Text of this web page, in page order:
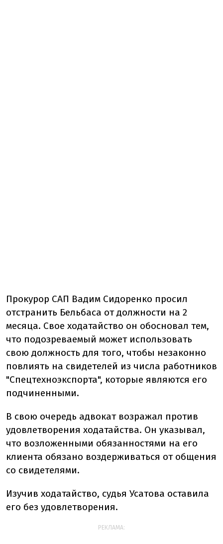
Прокурор САП Вадим Сидоренко просил
отстранить Бельбаса от должности на 2
месяца. Свое ходатайство он обосновал тем,
что подозреваемый может использовать
свою должность для того, чтобы незаконно
повлиять на свидетелей из числа работников
"Спецтехноэкспорта", которые являются его
подчиненными.
В свою очередь адвокат возражал против
удовлетворения ходатайства. Он указывал,
что возложенными обязанностями на его
клиента обязано воздерживаться от общения
со свидетелями.
Изучив ходатайство, судья Усатова оставила
его без удовлетворения.
РЕКЛАМА: